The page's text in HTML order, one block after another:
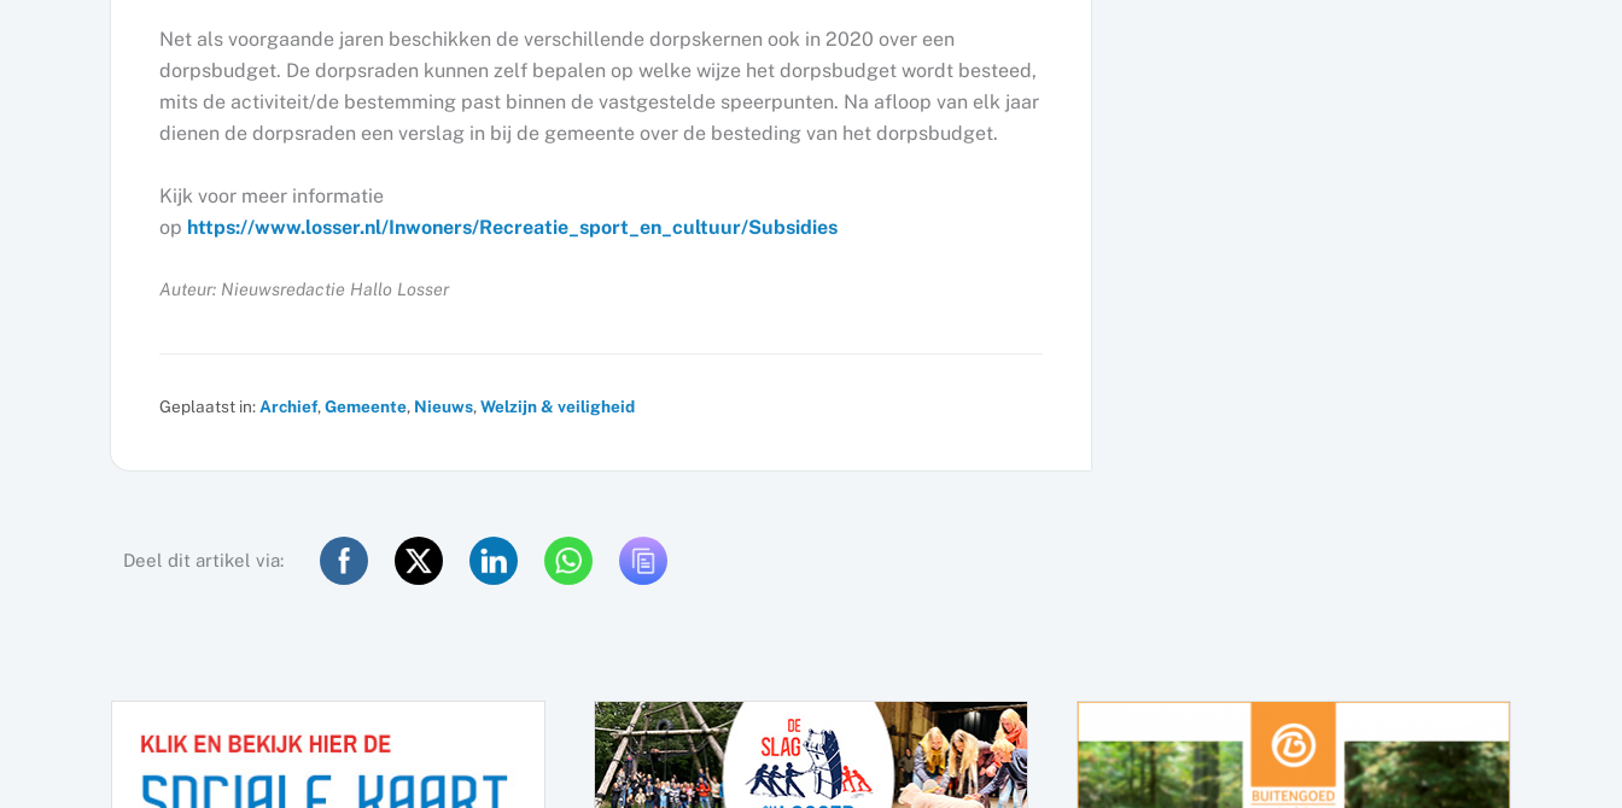
Net als voorgaande jaren beschikken de verschillende dorpskernen ook in 2020 over een
dorpsbudget. De dorpsraden kunnen zelf bepalen op welke wijze het dorpsbudget wordt besteed,
mits de activiteit/de bestemming past binnen de vastgestelde speerpunten. Na afloop van elk jaar
dienen de dorpsraden een verslag in bij de gemeente over de besteding van het dorpsbudget.
Kijk voor meer informatie
op https://www.losser.nl/Inwoners/Recreatie_sport_en_cultuur/Subsidies
Auteur: Nieuwsredactie Hallo Losser
Geplaatst in:Archief,Gemeente, Nieuws,Welzijn & veiligheid
Deel dit artikel via: